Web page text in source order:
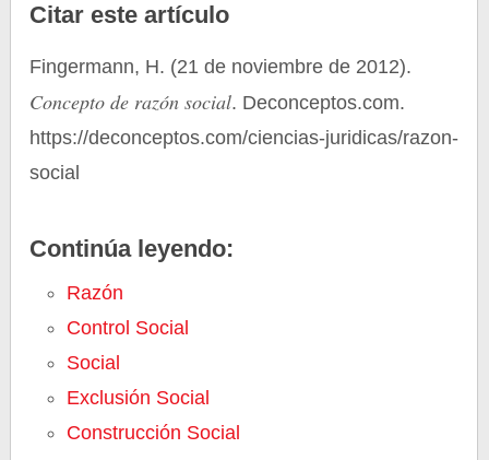
Citar este artículo
Fingermann, H. (21 de noviembre de 2012).
Concepto de razón social. Deconceptos.com.
https://deconceptos.com/ciencias-juridicas/razon-
social
Continúa leyendo:
Razón
Control Social
Social
Exclusión Social
Construcción Social